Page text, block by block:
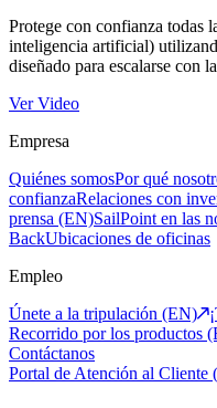
Protege con confianza todas
inteligencia artificial)
diseñado para escalarse con
Ver Video
Empresa
Quiénes somosPor qué
confianzaRelaciones con
prensa (EN)SailPoint en las
BackUbicaciones de oficinas
Empleo
Únete a la tripulación (EN)
Recorrido por los productos
Contáctanos
Portal de Atención al Cliente